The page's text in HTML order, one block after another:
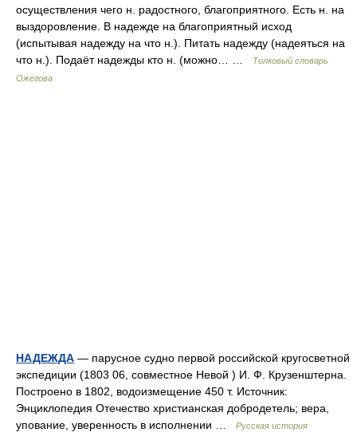
осуществления чего н. радостного, благоприятного. Есть н. на
выздоровление. В надежде на благоприятный исход
(испытывая надежду на что н.). Питать надежду (надеяться на
что н.). Подаёт надежды кто н. (можно… …
Толковый словарь
Ожегова
НАДЕЖДА — парусное судно первой российской кругосветной
экспедиции (1803 06, совместное Невой ) И. Ф. Крузенштерна.
Построено в 1802, водоизмещение 450 т. Источник:
Энциклопедия Отечество христианская добродетель; вера,
упование, уверенность в исполнении …
Русская история